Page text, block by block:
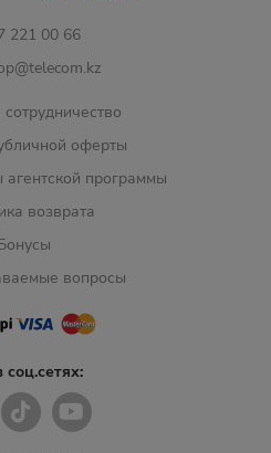
221 00 66
оферты
программы
возврата
вопросы